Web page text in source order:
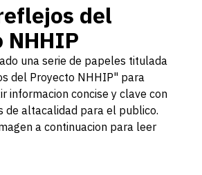
del
NHHIP
una serie de papeles titulada
del Proyecto NHHIP" para
informacion concise y clave con
de altacalidad para el publico.
a continuacion para leer